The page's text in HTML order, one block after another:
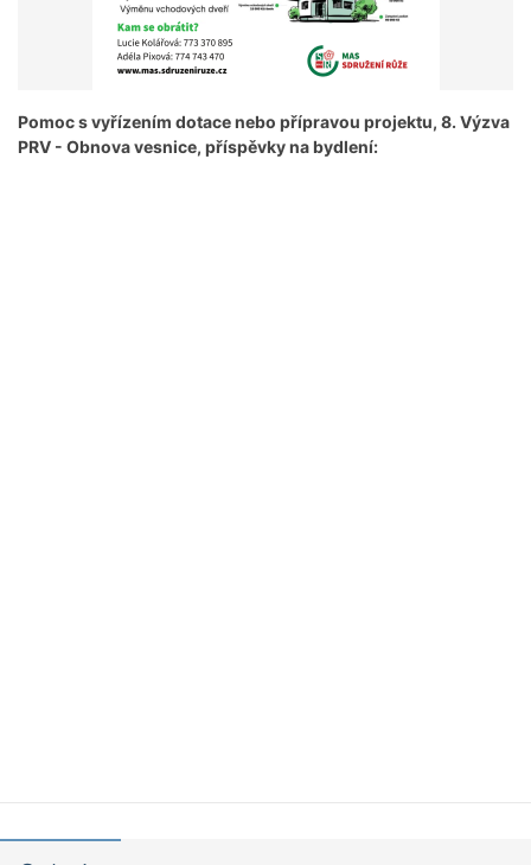
Pomoc s vyřízením dotace nebo přípravou projektu, 8. Výzva
PRV - Obnova vesnice, příspěvky na bydlení: